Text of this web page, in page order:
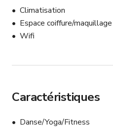
Climatisation
Espace coiffure/maquillage
Wifi
Caractéristiques
Danse/Yoga/Fitness